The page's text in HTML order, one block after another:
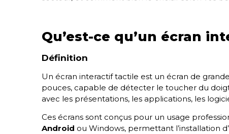
Qu’est-ce qu’un écran
Définition
Un écran interactif tactile est un écran de grande
pouces, capable de détecter le toucher du
avec les présentations, les applications, les
Ces écrans sont conçus pour un usage
Android ou Windows, permettant l’installation